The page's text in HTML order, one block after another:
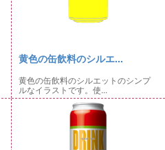
黄色の缶飲料のシルエ...
黄色の缶飲料のシルエットのシンプ
ルなイラストです。使...